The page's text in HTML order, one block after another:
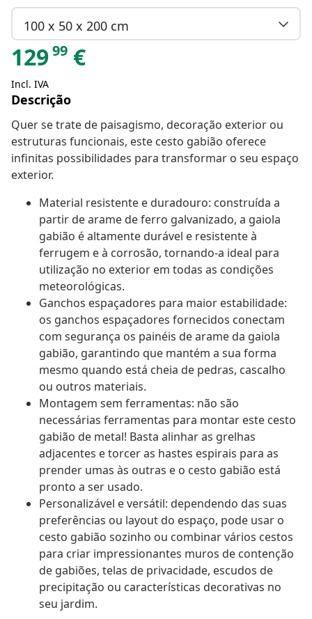
100 x 50 x 200 cm
12999 €
Incl. IVA
Descrição
Quer se trate de paisagismo, decoração exterior ou
estruturas funcionais, este cesto gabião oferece
infinitas possibilidades para transformar o seu espaço
exterior.
Material resistente e duradouro: construída a
partir de arame de ferro galvanizado, a gaiola
gabião é altamente durável e resistente à
ferrugem e à corrosão, tornando-a ideal para
utilização no exterior em todas as condições
meteorológicas.
Ganchos espaçadores para maior estabilidade:
os ganchos espaçadores fornecidos conectam
com segurança os painéis de arame da gaiola
gabião, garantindo que mantém a sua forma
mesmo quando está cheia de pedras, cascalho
ou outros materiais.
Montagem sem ferramentas: não são
necessárias ferramentas para montar este cesto
gabião de metal! Basta alinhar as grelhas
adjacentes e torcer as hastes espirais para as
prender umas às outras e o cesto gabião está
pronto a ser usado.
Personalizável e versátil: dependendo das suas
preferências ou layout do espaço, pode usar o
cesto gabião sozinho ou combinar vários cestos
para criar impressionantes muros de contenção
de gabiões, telas de privacidade, escudos de
precipitação ou características decorativas no
seu jardim.